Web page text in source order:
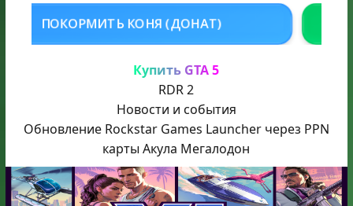
(ДОНАТ)
Купить GTA 5
RDR 2
Новости и события
Обновление Rockstar Games Launcher через PPN
карты Акула Мегалодон